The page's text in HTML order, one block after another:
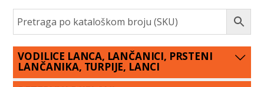
VODILICE LANCA, LANČANICI, PRSTENI
LANČANIKA, TURPIJE, LANCI